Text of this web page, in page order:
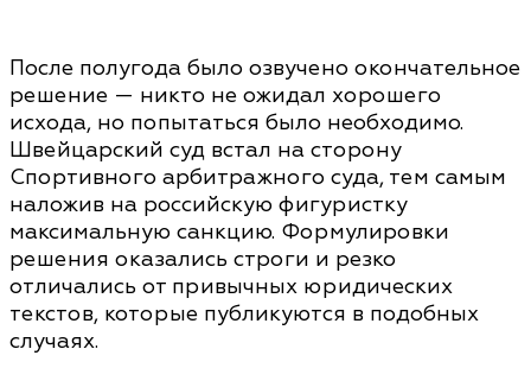
После полугода было озвучено окончательное
решение — никто не ожидал хорошего
исхода, но попытаться было необходимо.
Швейцарский суд встал на сторону
Спортивного арбитражного суда, тем самым
наложив на российскую фигуристку
максимальную санкцию. Формулировки
решения оказались строги и резко
отличались от привычных юридических
текстов, которые публикуются в подобных
случаях.